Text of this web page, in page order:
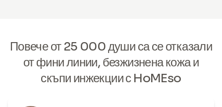
Повече от 25 000 души са се отказали
от фини линии, безжизнена кожа и
скъпи инжекции с HoMEso